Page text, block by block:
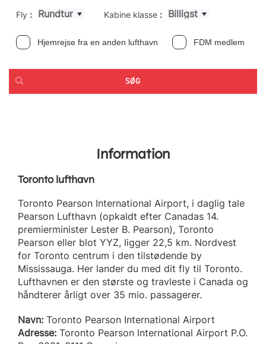
Fly : Rundtur Kabine klasse : Billigst
Hjemrejse fra en anden lufthavn FDM medlem
Information
Toronto lufthavn
Toronto Pearson International Airport, i daglig tale
Pearson Lufthavn (opkaldt efter Canadas 14.
premierminister Lester B. Pearson), Toronto
Pearson eller blot YYZ, ligger 22,5 km. Nordvest
for Toronto centrum i den tilstødende by
Mississauga. Her lander du med dit fly til Toronto.
Lufthavnen er den største og travleste i Canada og
håndterer årligt over 35 mio. passagerer.
Navn: Toronto Pearson International Airport
Adresse: Toronto Pearson International Airport P.O.